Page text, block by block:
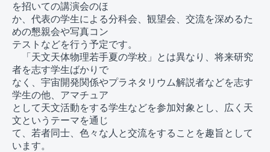
を招いての講演会のほ
か、代表の学生による分科会、観望会、交流を深めるた
めの懇親会や写真コン
テストなどを行う予定です。
「天文天体物理若手夏の学校」とは異なり、将来研究
者を志す学生ばかりで
なく、宇宙開発関係やプラネタリウム解説者などを志す
学生の他、アマチュア
として天文活動をする学生などを参加対象とし、広く天
文というテーマを通じ
て、若者同士、色々な人と交流をすることを趣旨として
います。